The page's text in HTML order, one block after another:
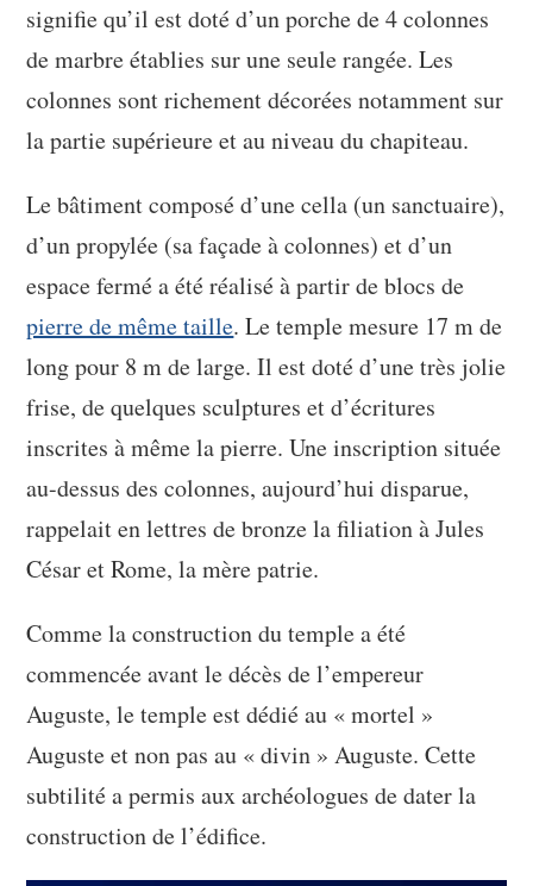
signifie qu’il est doté d’un porche de 4 colonnes
de marbre établies sur une seule rangée. Les
colonnes sont richement décorées notamment sur
la partie supérieure et au niveau du chapiteau.
Le bâtiment composé d’une cella (un sanctuaire),
d’un propylée (sa façade à colonnes) et d’un
espace fermé a été réalisé à partir de blocs de
pierre de même taille. Le temple mesure 17 m de
long pour 8 m de large. Il est doté d’une très jolie
frise, de quelques sculptures et d’écritures
inscrites à même la pierre. Une inscription située
au-dessus des colonnes, aujourd’hui disparue,
rappelait en lettres de bronze la filiation à Jules
César et Rome, la mère patrie.
Comme la construction du temple a été
commencée avant le décès de l’empereur
Auguste, le temple est dédié au « mortel »
Auguste et non pas au « divin » Auguste. Cette
subtilité a permis aux archéologues de dater la
construction de l’édifice.